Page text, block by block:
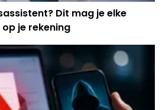
Dit mag je elke
je rekening